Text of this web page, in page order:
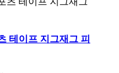
테이프 지그재그 피